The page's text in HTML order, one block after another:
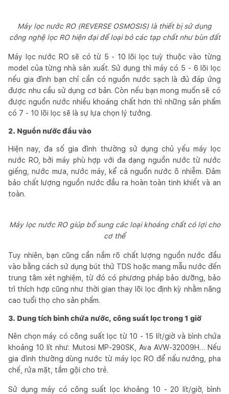
Máy lọc nước RO (REVERSE OSMOSIS) là thiết bị sử dụng
công nghệ lọc RO hiện đại để loại bỏ các tạp chất như bùn đất
Máy lọc nước RO sẽ có từ 5 - 10 lõi lọc tuỳ thuộc vào từng
model của từng nhà sản xuất. Sử dụng thì máy có 5 - 6 lõi lọc
nếu gia đình bạn chỉ cần có nguồn nước sạch là đủ đáp ứng
được nhu cầu sử dụng cơ bản. Còn nếu bạn mong muốn sẽ có
được nguồn nước nhiều khoáng chất hơn thì những sản phẩm
có 7 - 10 lõi lọc sẽ là sự lựa chọn lý tưởng.
2. Nguồn nước đầu vào
Hiện nay, đa số gia đình thường sử dụng chủ yếu máy lọc
nước RO, bởi máy phù hợp với đa dạng nguồn nước từ nước
giếng, nước mưa, nước máy, kể cả nguồn nước ô nhiễm. Đảm
bảo chất lượng nguồn nước đầu ra hoàn toàn tinh khiết và an
toàn.
Máy lọc nước RO giúp bổ sung các loại khoáng chất có lợi cho
cơ thể
Tuy nhiên, bạn cũng cần nắm rõ chất lượng nguồn nước đầu
vào bằng cách sử dụng bút thử TDS hoặc mang mẫu nước đến
trung tâm xét nghiệm, từ đó có phương pháp bảo dưỡng, bảo
trì thích hợp cũng như thời gian thay lõi lọc định kỳ nhằm nâng
cao tuổi thọ cho sản phẩm.
3. Dung tích bình chứa nước, công suất lọc trong 1 giờ
Nên chọn máy có công suất lọc từ 10 - 15 lít/giờ và bình chứa
khoảng 10 lít như: Mutosi MP-290SK, Ava AVW-32009H… Nếu
gia đình thường dùng nước từ máy lọc RO để nấu nướng, pha
chế, rửa mặt, tắm gội cho trẻ.
Sử dụng máy có công suất lọc khoảng 10 - 20 lít/giờ, bình